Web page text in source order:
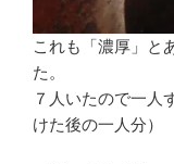
これも「濃厚」と
た。
７人いたので一人
けた後の一人分）